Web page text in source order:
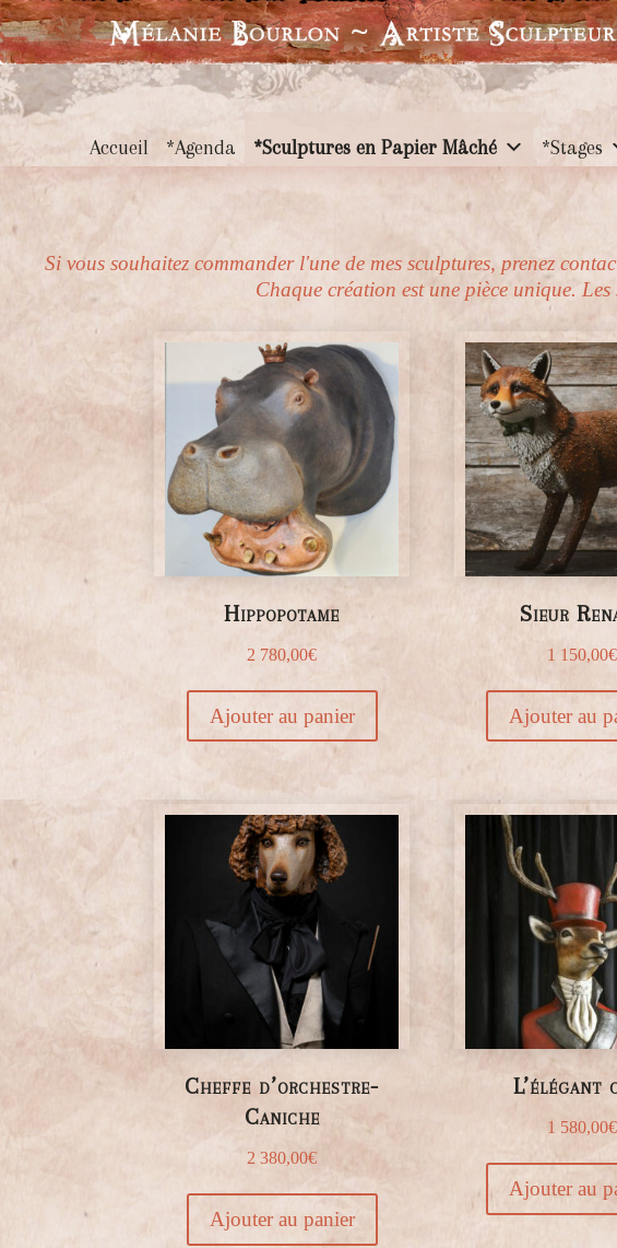
Accueil *Agenda *Sculptures en Papier Mâché *Stages
Si vous souhaitez commander l'une de mes sculptures, prenez
Chaque création est une pièce unique.
Hippopotame
2 780,00€
Ajouter au panier
Sieur
1 150,00€
Ajouter au
Cheffe d’orchestre-
Caniche
2 380,00€
Ajouter au panier
L’élégant
1 580,00€
Ajouter au